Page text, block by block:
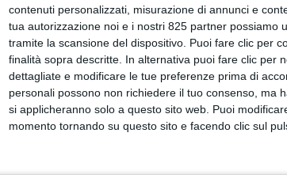
contenuti personalizzati, misurazione di annunci e
tua autorizzazione noi e i nostri 825 partner possiamo
tramite la scansione del dispositivo. Puoi fare clic per
finalità sopra descritte. In alternativa puoi fare clic per
dettagliate e modificare le tue preferenze prima di
personali possono non richiedere il tuo consenso, ma
si applicheranno solo a questo sito web. Puoi
momento tornando su questo sito e facendo clic sul
Per Poste Italiane volumi in
aumento nella consegna pacchi
nel 2023 (+6,8%)
ITALIA
29 FEBBRAIO 2024